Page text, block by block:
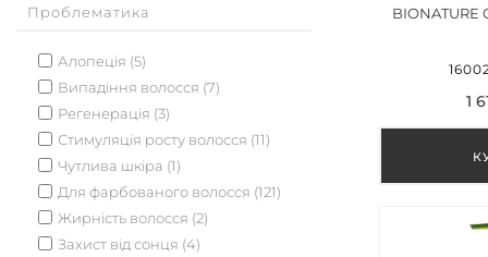
Проблематика
Алопеція (5)
Випадіння волосся (7)
Регенерація (3)
Стимуляція росту волосся (11)
Чутлива шкіра (1)
Для фарбованого волосся (121)
Жирність волосся (2)
Захист від сонця (4)
BIONATURE
1